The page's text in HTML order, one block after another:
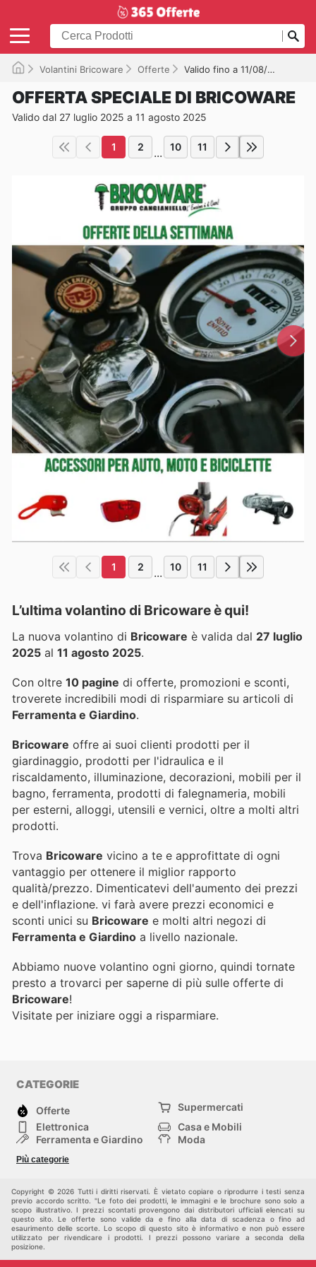
Volantini Bricoware Offerte Valido fino a 11/08/2025
OFFERTA SPECIALE DI BRICOWARE
Valido dal 27 luglio 2025 a 11 agosto 2025
1 2 ... 10 11
1 2 ... 10 11
L’ultima volantino di Bricoware è qui!
La nuova volantino di Bricoware è valida dal 27 luglio
2025 al 11 agosto 2025.
Con oltre 10 pagine di offerte, promozioni e sconti,
troverete incredibili modi di risparmiare su articoli di
Ferramenta e Giardino.
Bricoware offre ai suoi clienti prodotti per il
giardinaggio, prodotti per l'idraulica e il
riscaldamento, illuminazione, decorazioni, mobili per il
bagno, ferramenta, prodotti di falegnameria, mobili
per esterni, alloggi, utensili e vernici, oltre a molti altri
prodotti.
Trova Bricoware vicino a te e approfittate di ogni
vantaggio per ottenere il miglior rapporto
qualità/prezzo. Dimenticatevi dell'aumento dei prezzi
e dell'inflazione. vi farà avere prezzi economici e
sconti unici su Bricoware e molti altri negozi di
Ferramenta e Giardino a livello nazionale.
Abbiamo nuove volantino ogni giorno, quindi tornate
presto a trovarci per saperne di più sulle offerte di
Bricoware!
Visitate per iniziare oggi a risparmiare.
CATEGORIE
Offerte
Supermercati
Elettronica
Casa e Mobili
Ferramenta e Giardino
Moda
Bambini e Neonati
Più categorie
Copyright © 2026 Tutti i diritti riservati. È vietato copiare o riprodurre i testi senza
previo accordo scritto. "Le foto dei prodotti, le immagini e le brochure sono solo a
scopo illustrativo. I prezzi scontati provengono dai distributori ufficiali elencati su
questo sito. Le offerte sono valide da e fino alla data di scadenza o fino ad
esaurimento delle scorte. Lo scopo di questo sito è informativo e non può essere
utilizzato per rivendicare i prodotti. I prezzi possono variare a seconda della
posizione.